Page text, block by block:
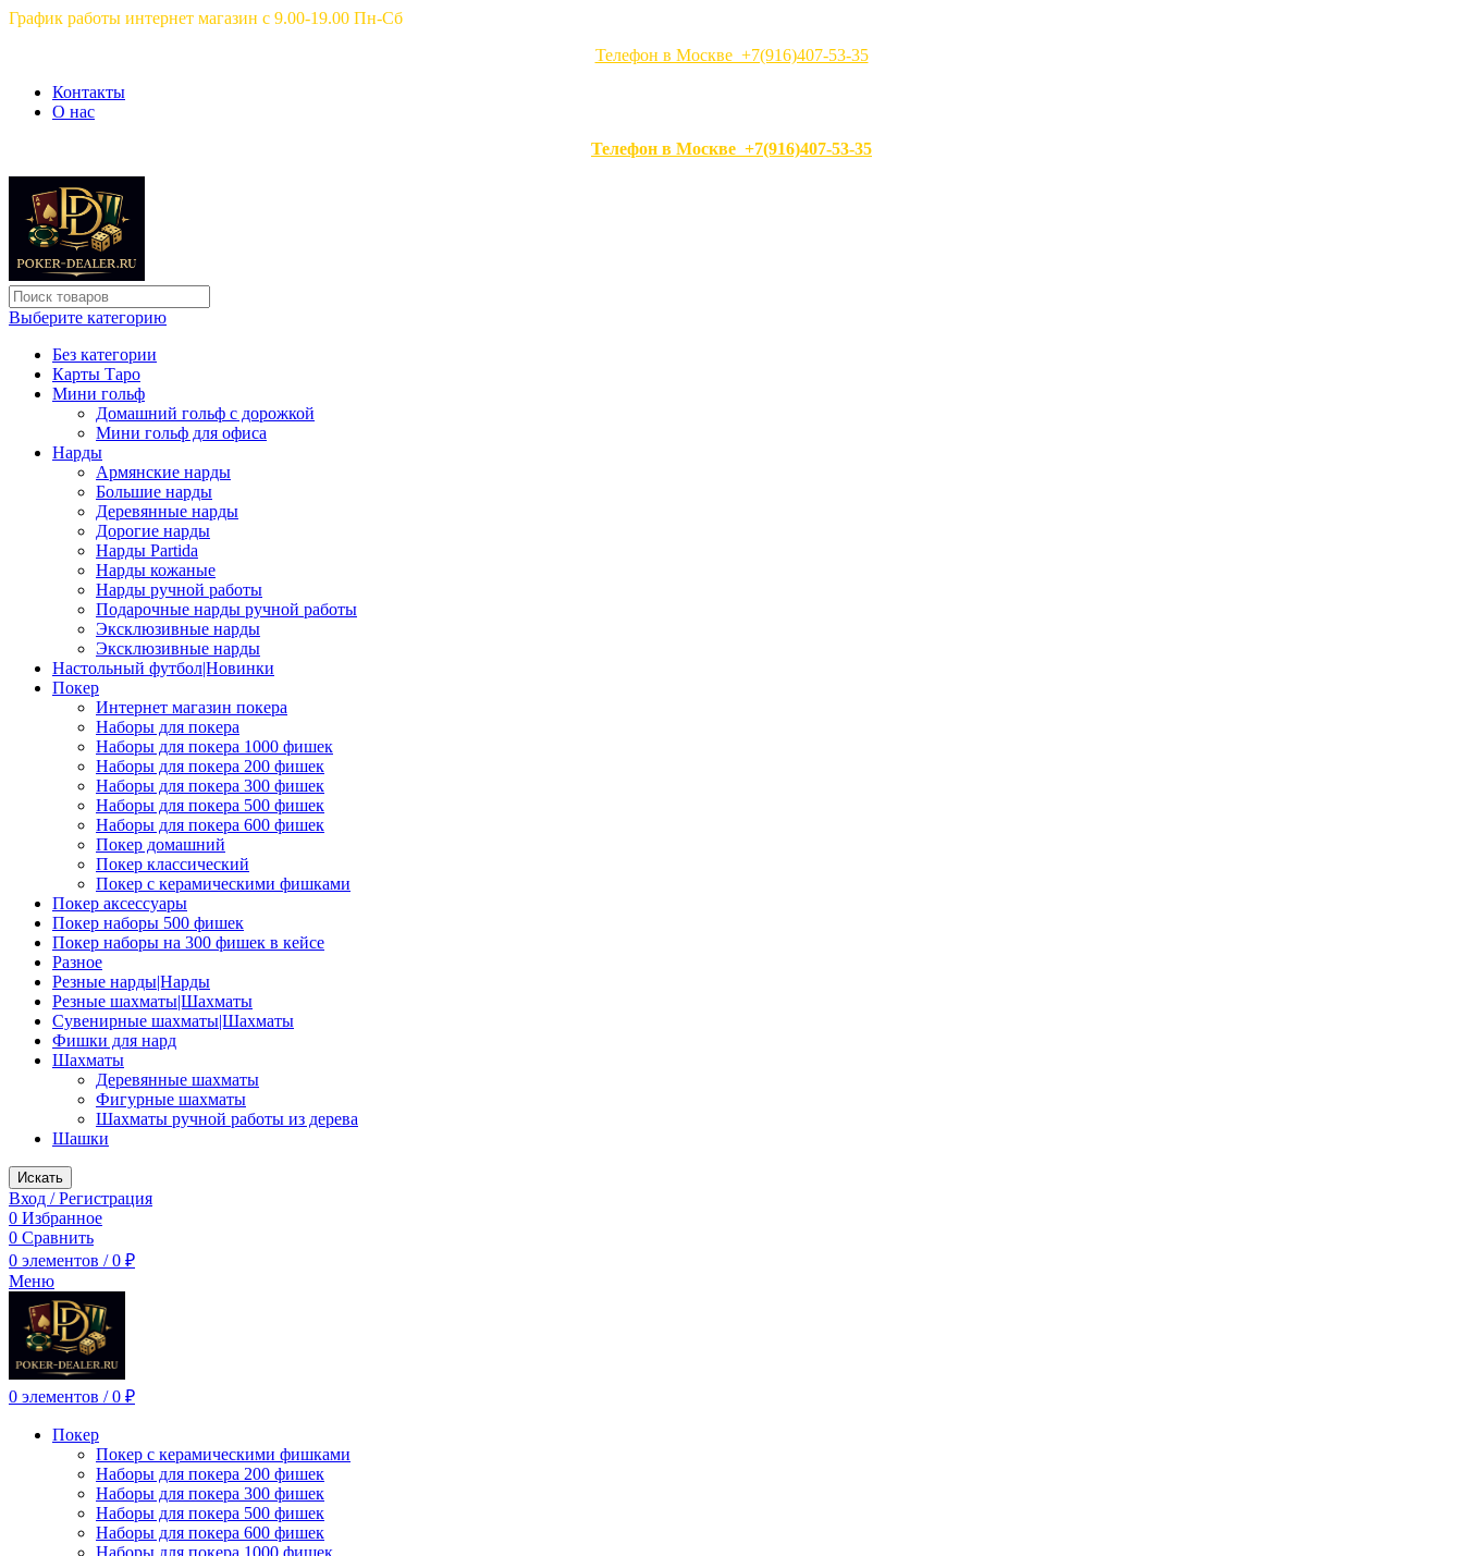
График работы интернет магазин с 9.00-19.00 Пн-Сб
Телефон в Москве +7(916)407-53-35
Контакты
О нас
Телефон в Москве +7(916)407-53-35
Выберите категорию
Без категории
Карты Таро
Мини гольф
Домашний гольф с дорожкой
Мини гольф для офиса
Нарды
Армянские нарды
Большие нарды
Деревянные нарды
Дорогие нарды
Нарды Partida
Нарды кожаные
Нарды ручной работы
Подарочные нарды ручной работы
Эксклюзивные нарды
Эксклюзивные нарды
Настольный футбол|Новинки
Покер
Интернет магазин покера
Наборы для покера
Наборы для покера 1000 фишек
Наборы для покера 200 фишек
Наборы для покера 300 фишек
Наборы для покера 500 фишек
Наборы для покера 600 фишек
Покер домашний
Покер классический
Покер с керамическими фишками
Покер аксессуары
Покер наборы 500 фишек
Покер наборы на 300 фишек в кейсе
Разное
Резные нарды|Нарды
Резные шахматы|Шахматы
Сувенирные шахматы|Шахматы
Фишки для нард
Шахматы
Деревянные шахматы
Фигурные шахматы
Шахматы ручной работы из дерева
Шашки
Искать
Вход / Регистрация
0 Избранное
0 Сравнить
0 элементов / 0 ₽
Меню
0 элементов / 0 ₽
Покер
Покер с керамическими фишками
Наборы для покера 200 фишек
Наборы для покера 300 фишек
Наборы для покера 500 фишек
Наборы для покера 600 фишек